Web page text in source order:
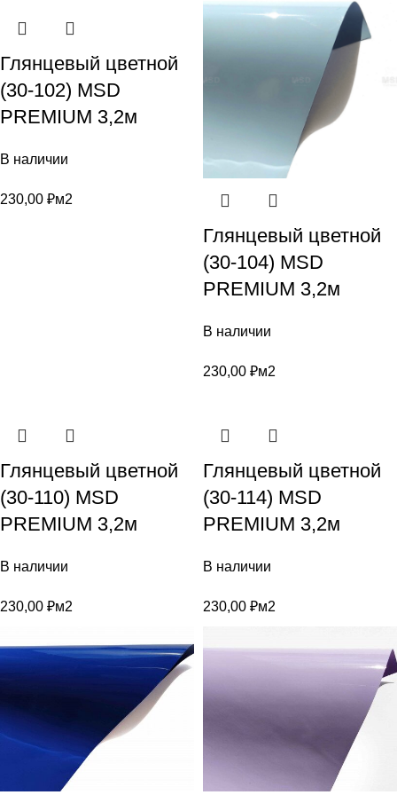
Глянцевый цветной
(30-102) MSD
PREMIUM 3,2м
В наличии
230,00 ₽м2
Глянцевый цветной
(30-104) MSD
PREMIUM 3,2м
В наличии
230,00 ₽м2
Глянцевый цветной
(30-110) MSD
PREMIUM 3,2м
В наличии
230,00 ₽м2
Глянцевый цветной
(30-114) MSD
PREMIUM 3,2м
В наличии
230,00 ₽м2